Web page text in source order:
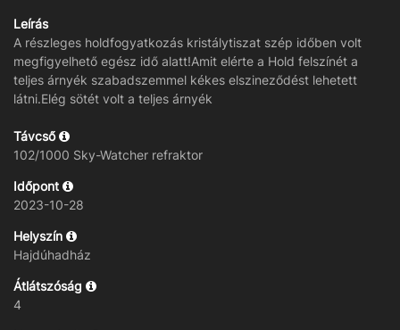
Leírás
A részleges holdfogyatkozás kristálytiszat szép időben volt
megfigyelhető egész idő alatt!Amit elérte a Hold felszínét a
teljes árnyék szabadszemmel kékes elszineződést lehetett
látni.Elég sötét volt a teljes árnyék
Távcső
102/1000 Sky-Watcher refraktor
Időpont
2023-10-28
Helyszín
Hajdúhadház
Átlátszóság
4